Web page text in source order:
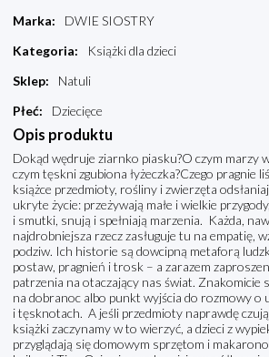
Marka:
DWIE SIOSTRY
Kategoria:
Książki dla dzieci
Sklep:
Natuli
Płeć: Dziecięce
Opis produktu
Dokąd wędruje ziarnko piasku?O czym marzy
czym tęskni zgubiona łyżeczka?Czego pragnie
książce przedmioty, rośliny i zwierzęta
ukryte życie: przeżywają małe i wielkie
i smutki, snują i spełniają marzenia. Każda,
najdrobniejsza rzecz zasługuje tu na empatię,
podziw. Ich historie są dowcipną metaforą
postaw, pragnień i trosk – a zarazem
patrzenia na otaczający nas świat. Znakomicie
na dobranoc albo punkt wyjścia do rozmowy o
i tęsknotach. A jeśli przedmioty naprawdę
książki zaczynamy w to wierzyć, a dzieci z
przyglądają się domowym sprzętom i